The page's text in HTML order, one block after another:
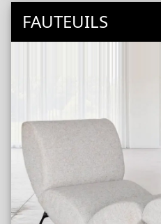
FAUTEUILS